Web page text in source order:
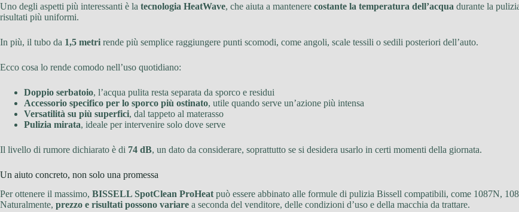
Uno degli aspetti più interessanti è la tecnologia HeatWave, che aiuta a mantenere costante la temperatura dell’acqua durante la
risultati più uniformi.
In più, il tubo da 1,5 metri rende più semplice raggiungere punti scomodi, come angoli, scale tessili o sedili posteriori dell’auto.
Ecco cosa lo rende comodo nell’uso quotidiano:
Doppio serbatoio, l’acqua pulita resta separata da sporco e residui
Accessorio specifico per lo sporco più ostinato, utile quando serve un’azione più intensa
Versatilità su più superfici, dal tappeto al materasso
Pulizia mirata, ideale per intervenire solo dove serve
Il livello di rumore dichiarato è di 74 dB, un dato da considerare, soprattutto se si desidera usarlo in certi momenti della giornata.
Un aiuto concreto, non solo una promessa
Per ottenere il massimo, BISSELL SpotClean ProHeat può essere abbinato alle formule di pulizia Bissell compatibili, come 1087N,
Naturalmente, prezzo e risultati possono variare a seconda del venditore, delle condizioni d’uso e della macchia da trattare.